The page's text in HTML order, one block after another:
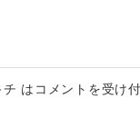
は コメントを受け